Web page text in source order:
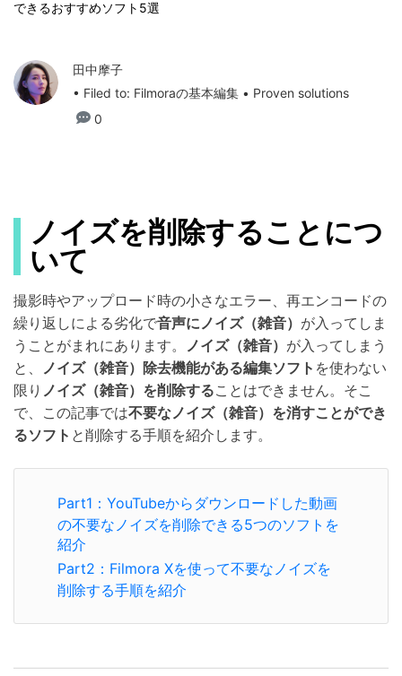
できるおすすめソフト5選
田中摩子
• Filed to: Filmoraの基本編集 • Proven solutions
0
ノイズを削除することにつ
いて
撮影時やアップロード時の小さなエラー、再エンコードの
繰り返しによる劣化で音声にノイズ（雑音） が入ってしま
うことがまれにあります。 ノイズ（雑音） が入ってしまう
と、 ノイズ（雑音）除去機能がある編集ソフト を使わない
限り ノイズ（雑音）を削除することはできません。そこ
で、この記事では不要なノイズ（雑音）を消すことができ
るソフト と削除する手順を紹介します。
Part1：YouTubeからダウンロードした動画
の不要なノイズを削除できる5つのソフトを
紹介
Part2：Filmora Xを使って不要なノイズを
削除する手順を紹介